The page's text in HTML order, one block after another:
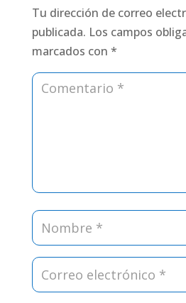
Tu dirección de correo
publicada. Los campos
marcados con *